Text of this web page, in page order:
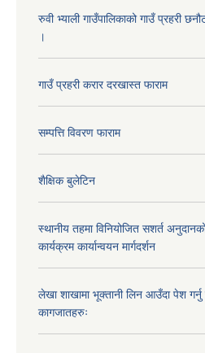
रुवी भ्याली गाउँपालिकाको गाउँ प्रहरी
।
गाउँ प्रहरी करार दरखास्त फाराम
सम्पत्ति विवरण फाराम
शैक्षिक बुलेटिन
स्थानीय तहमा विनियोजित सशर्त अनुदानको
कार्यक्रम कार्यान्वयन मार्गदर्शन
लेखा शाखामा भूक्तानी लिन आउँदा पेश गर्नु
कागजातहरुः